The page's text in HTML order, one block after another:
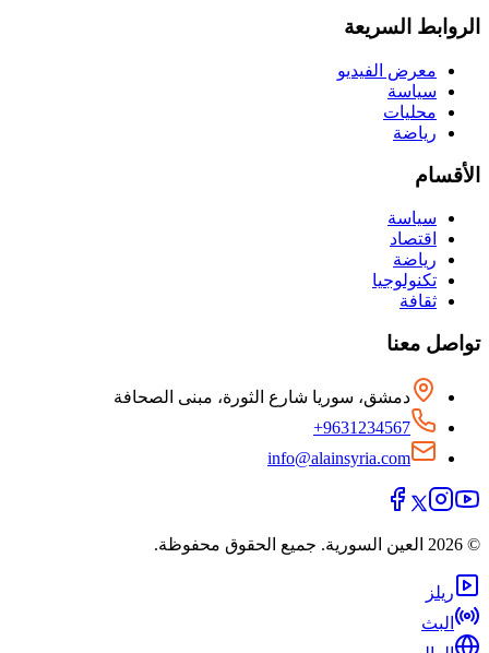
الروابط السريعة
معرض الفيديو
سياسة
محليات
رياضة
الأقسام
سياسة
اقتصاد
رياضة
تكنولوجيا
ثقافة
تواصل معنا
دمشق، سوريا شارع الثورة، مبنى الصحافة
+9631234567
info@alainsyria.com
© 2026 العين السورية. جميع الحقوق محفوظة.
ريلز
البث